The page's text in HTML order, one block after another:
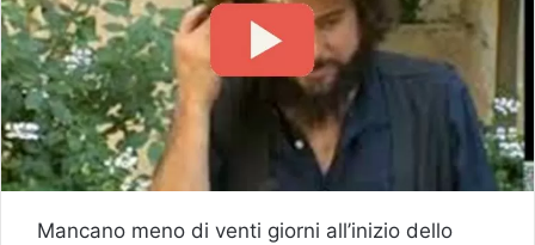
Mancano meno di venti giorni all’inizio dello